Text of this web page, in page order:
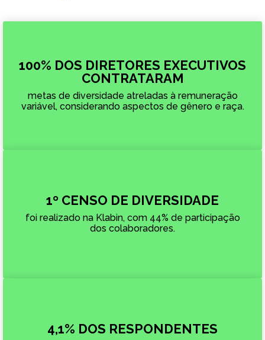
100% DOS DIRETORES EXECUTIVOS
CONTRATARAM
metas de diversidade atreladas à remuneração
variável, considerando aspectos de gênero e raça.
1º CENSO DE DIVERSIDADE
foi realizado na Klabin, com 44% de participação
dos colaboradores.
4,1% DOS RESPONDENTES